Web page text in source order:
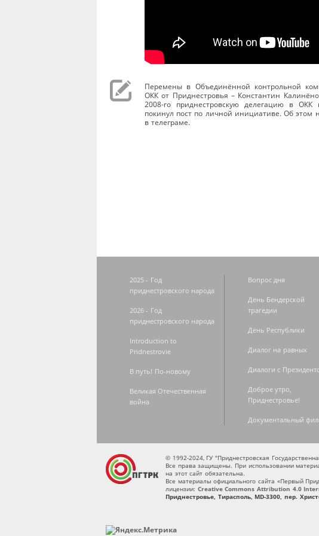
Перемены в Объединённой контрольной
ОКК от Приднестровья – Константин
2008-го приднестровскую делегацию в ОКК
покинул пост по личной инициативе. Об этом
в телеграме.
2025 - Год
приднестровского народа
2026 - Год
приднестровского народа
Introduction to
Pridnestrovie
В путь! По-новому
Великая Отечественная
война
Вопрос дня
День Бендерской
трагедии
День Республики
Диалог на равных
Диалоги с
Доброе утро,
Приднестровье!
Документальный
© 1992-2024, ГУ "Приднестровская
Все права защищены. При использовании
на этот сайт обязательна.
Все материалы официального сайта «Первый
лицензии: Creative Commons Attribution 4.0
Приднестровье, Тирасполь, MD-3300, пер.